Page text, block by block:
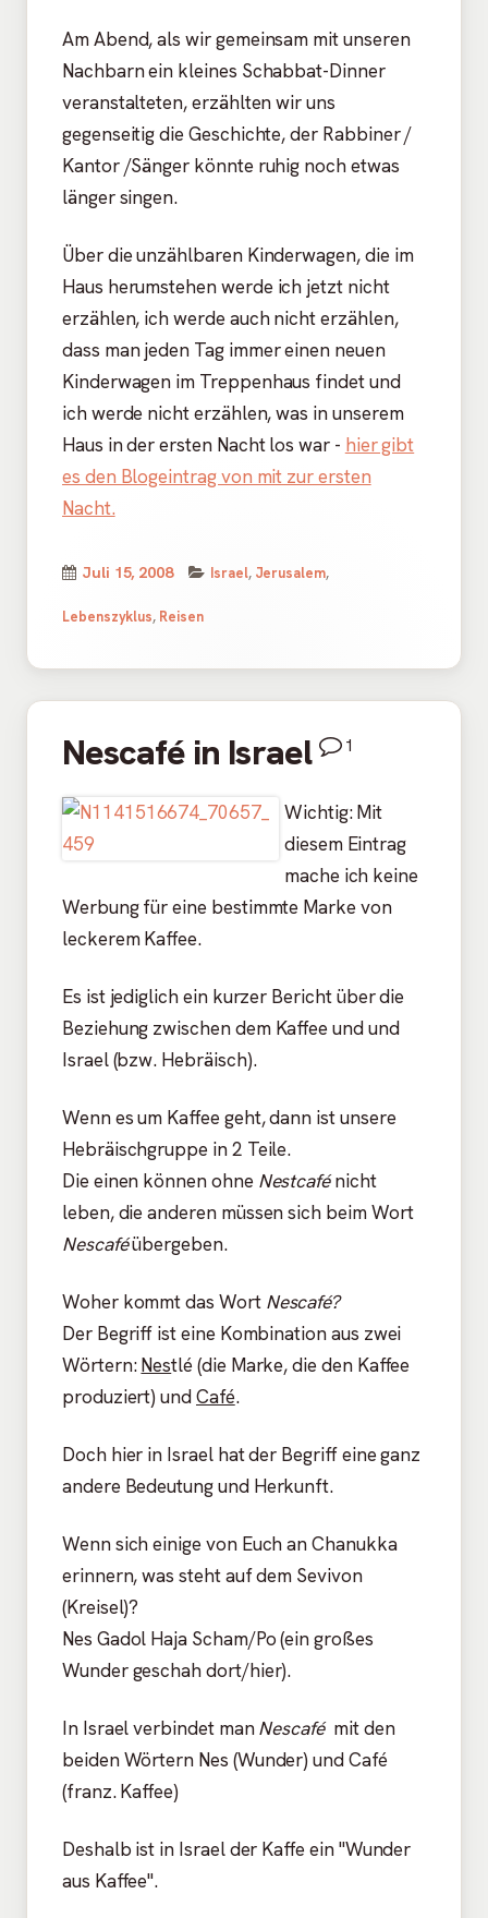
Am Abend, als wir gemeinsam mit unseren
Nachbarn ein kleines Schabbat-Dinner
veranstalteten, erzählten wir uns
gegenseitig die Geschichte, der Rabbiner /
Kantor /Sänger könnte ruhig noch etwas
länger singen.
Über die unzählbaren Kinderwagen, die im
Haus herumstehen werde ich jetzt nicht
erzählen, ich werde auch nicht erzählen,
dass man jeden Tag immer einen neuen
Kinderwagen im Treppenhaus findet und
ich werde nicht erzählen, was in unserem
Haus in der ersten Nacht los war - hier gibt
es den Blogeintrag von mit zur ersten
Nacht.
Veröffentlicht
am
Juli 15, 2008 Kategorien
Israel, Jerusalem,
Lebenszyklus, Reisen
Nescafé in Israel 1
Wichtig: Mit
diesem Eintrag
mache ich keine
Werbung für eine bestimmte Marke von
leckerem Kaffee.
Es ist jediglich ein kurzer Bericht über die
Beziehung zwischen dem Kaffee und und
Israel (bzw. Hebräisch).
Wenn es um Kaffee geht, dann ist unsere
Hebräischgruppe in 2 Teile.
Die einen können ohne Nestcafénicht
leben, die anderen müssen sich beim Wort
Nescaféübergeben.
Woher kommt das Wort Nescafé?
Der Begriff ist eine Kombination aus zwei
Wörtern:Nestlé (die Marke, die den Kaffee
produziert) undCafé.
Doch hier in Israel hat der Begriff eine ganz
andere Bedeutung und Herkunft.
Wenn sich einige von Euch an Chanukka
erinnern, was steht auf dem Sevivon
(Kreisel)?
Nes Gadol Haja Scham/Po (ein großes
Wunder geschah dort/hier).
In Israel verbindet manNescafé mit den
beiden Wörtern Nes (Wunder) und Café
(franz. Kaffee)
Deshalb ist in Israel der Kaffe ein "Wunder
aus Kaffee".